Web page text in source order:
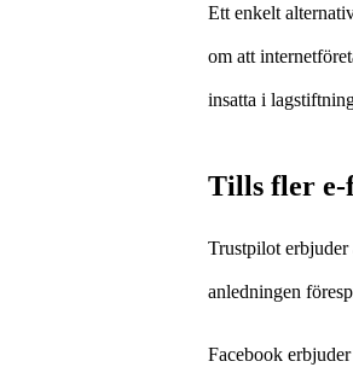
Ett enkelt
om att
insatta i
Tills fler e-
Trustpilot erbjuder
anledningen
Facebook